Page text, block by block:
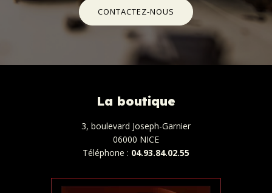
CONTACTEZ-NOUS
La boutique
3, boulevard Joseph-Garnier
06000 NICE
Téléphone : 04.93.84.02.55